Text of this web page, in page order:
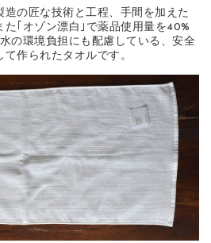
の匠な技術と工程、手間を加えた
た｢オゾン漂白｣で薬品使用量を40%
の環境負担にも配慮している、安全
作られたタオルです。